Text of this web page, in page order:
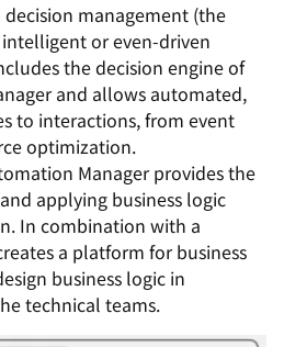
management (the
or even-driven
the decision engine of
and allows automated,
to interactions, from event
optimization.
Manager provides the
applying business logic
In combination with a
a platform for business
business logic in
technical teams.